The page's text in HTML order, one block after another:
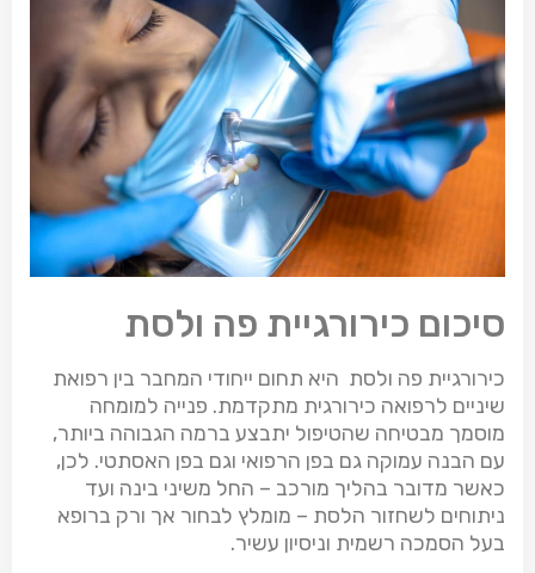
סיכום כירורגיית פה ולסת
כירורגיית פה ולסת היא תחום ייחודי המחבר בין רפואת
שיניים לרפואה כירורגית מתקדמת. פנייה למומחה
מוסמך מבטיחה שהטיפול יתבצע ברמה הגבוהה ביותר,
עם הבנה עמוקה גם בפן הרפואי וגם בפן האסתטי. לכן,
כאשר מדובר בהליך מורכב – החל משיני בינה ועד
ניתוחים לשחזור הלסת – מומלץ לבחור אך ורק ברופא
בעל הסמכה רשמית וניסיון עשיר.